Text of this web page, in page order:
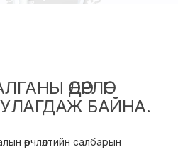
ӨДӨРЛӨГ
БАЙНА.
өөрчлөлтийн салбарын